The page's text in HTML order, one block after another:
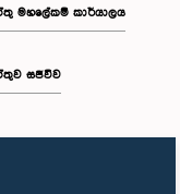
මහලේකම් කාර්යාලය
සජීවීව